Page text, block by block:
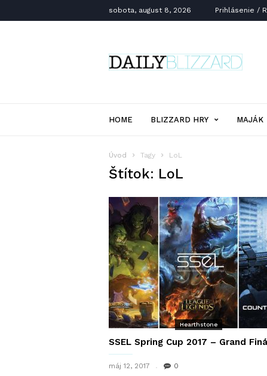
sobota, august 8, 2026 Prihlásenie /
Blizzard
HOME BLIZZARD HRY MAJÁK
Úvod Tagy LoL
Štítok: LoL
Hearthstone
SSEL Spring Cup 2017 – Grand
máj 12, 2017 0